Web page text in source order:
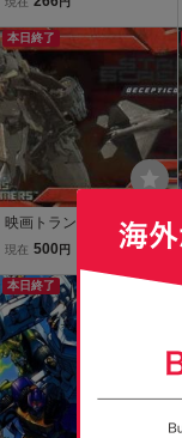
本日終了
映画トランスフォーマー
米国版トレカ ホイルカー
TARSCREAM TRANSFO
RMERS MOVIE CARDS F
OIL CARDS TOPPS
現在 500 円
本日終了